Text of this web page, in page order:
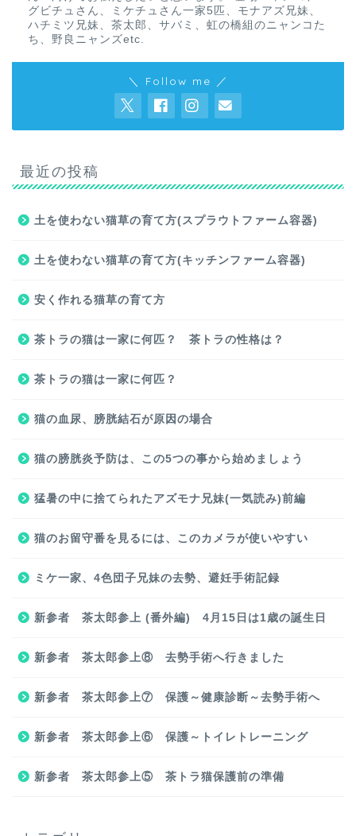
グビチュさん、ミケチュさん一家5匹、モナアズ兄妹、
ハチミツ兄妹、茶太郎、サバミ、虹の橋組のニャンコた
ち、野良ニャンズetc.
＼ Follow me ／
最近の投稿
土を使わない猫草の育て方(スプラウトファーム容器)
土を使わない猫草の育て方(キッチンファーム容器)
安く作れる猫草の育て方
茶トラの猫は一家に何匹？ 茶トラの性格は？
茶トラの猫は一家に何匹？
猫の血尿、膀胱結石が原因の場合
猫の膀胱炎予防は、この5つの事から始めましょう
猛暑の中に捨てられたアズモナ兄妹(一気読み)前編
猫のお留守番を見るには、このカメラが使いやすい
ミケ一家、4色団子兄妹の去勢、避妊手術記録
新参者 茶太郎参上 (番外編) 4月15日は1歳の誕生日
新参者 茶太郎参上⑧ 去勢手術へ行きました
新参者 茶太郎参上⑦ 保護～健康診断～去勢手術へ
新参者 茶太郎参上⑥ 保護～トイレトレーニング
新参者 茶太郎参上⑤ 茶トラ猫保護前の準備